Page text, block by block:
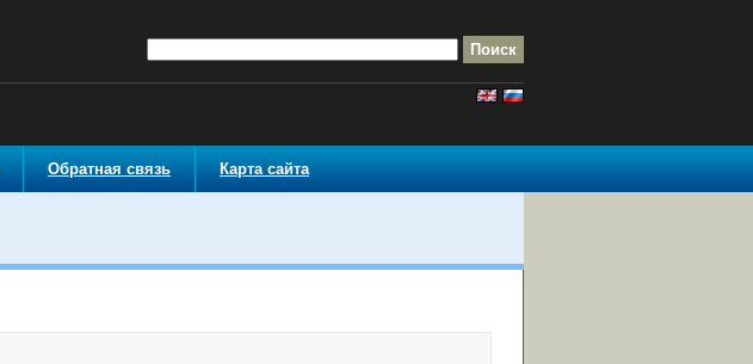
Обратная связь Карта сайта